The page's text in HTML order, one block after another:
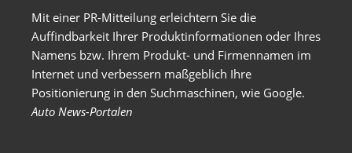
Mit einer PR-Mitteilung erleichtern Sie die
Auffindbarkeit Ihrer Produktinformationen oder Ihres
Namens bzw. Ihrem Produkt- und Firmennamen im
Internet und verbessern maßgeblich Ihre
Positionierung in den Suchmaschinen, wie Google.
Auto News-Portalen